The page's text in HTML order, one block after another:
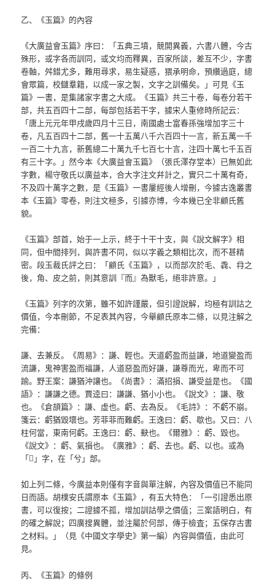
乙、《玉篇》的內容
《大廣益會玉篇》序曰：「五典三墳，競開異義，六書八體，今古
殊形，或字各而訓同，或文均而釋異，百家所談，差互不少，字書
卷軸，舛錯尤多，難用尋求，易生疑惑，猥承明命，預纘過庭，總
會眾篇，校讎羣籍，以成一家之製，文字之訓備矣。」可見《玉
篇》一書，是集諸家字書之大成。《玉篇》共三十卷，每卷分若干
部，共五百四十二部，每部包括若干字，據宋人重修時所記云：
「唐上元元年甲戌歲四月十三日，南國處士富春孫強增加字三十
卷，凡五百四十二部，舊一十五萬八千六百四十一言，新五萬一千
一百二十九言，新舊總二十萬九千七百七十言，注四十萬七千五百
有三十字。」然今本《大廣益會玉篇》（張氏澤存堂本）已無如此
字數，楊守敬氏以廣益本，合大字注文幷計之，實只二十萬有奇，
不及四十萬字之數，是《玉篇》一書屢經後人增刪，今據古逸叢書
本《玉篇》零卷，則注文極多，引據亦博，今本幾已全非顧氏舊
貌。
《玉篇》部首，始于一上示，終于十干十支，與《說文解字》相
同，但中間排列，與許書不同，似以字義之類相比次，而不甚精
密。段玉裁氏評之曰：「顧氏《玉篇》，以而部次於毛、毳、冄之
後，角、皮之前，則其意訓『而』為獸毛，絕非許意。」
《玉篇》列字的次第，雖不如許謹嚴，但引證說解，均極有訓詁之
價值，今本刪節，不足表其內容，今舉顧氏原本二條，以見注解之
完備：
謙、去兼反。《周易》：謙、輕也。天道虧盈而益謙，地道變盈而
流謙，鬼神害盈而福謙，人道惡盈而好謙，謙尊而光，卑而不可
踰。野王案：謙猶沖讓也。《尚書》：滿招損、謙受益是也。《國
語》：謙謙之德。賈逵曰：謙謙、猶小小也。《說文》：謙、敬
也。《倉頡篇》：謙、虛也。虧、去為反。《毛詩》：不虧不崩。
箋云：虧猶毀壞也。芳菲菲而難虧。王逸曰：虧、歇也。又曰：八
柱何當，東南何虧。王逸曰：虧、𡙇也。《爾雅》：虧、毀也。
《說文》：虧、氣損也。《廣雅》：虧、去也。虧、以也。或為
「𧇾」字，在「兮」部。
如上列二條，今廣益本則僅有字音與單注解，內容及價值已不能同
日而語。胡樸安氏謂原本《玉篇》，有五大特色：「一引證悉出原
書，可以復按；二證據不孤，增加訓詁學之價值；三案語明白，有
的確之解說；四廣搜異體，並注屬於何部，傳于檢査；五保存古書
之材料。」（見《中國文字學史》第一編）內容與價值，由此可
見。
丙、《玉篇》的條例